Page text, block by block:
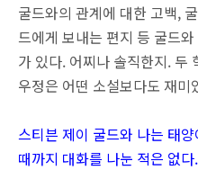
굴드와의 관계에 대한 고백,
드에게 보내는 편지 등 굴드
가 있다. 어찌나 솔직한지. 두
우정은 어떤 소설보다도 재미
스티븐 제이 굴드와 나는 태
때까지 대화를 나눈 적은 없